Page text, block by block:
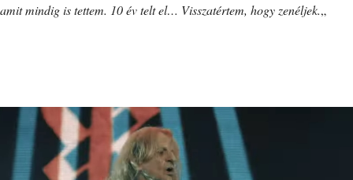
amit mindig is tettem. 10 év telt el… Visszatértem, hogy zenéljek.„